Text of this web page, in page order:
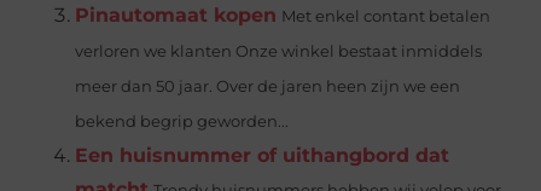
Pinautomaat kopen Met enkel contant betalen
verloren we klanten Onze winkel bestaat inmiddels
meer dan 50 jaar. Over de jaren heen zijn we een
bekend begrip geworden...
Een huisnummer of uithangbord dat